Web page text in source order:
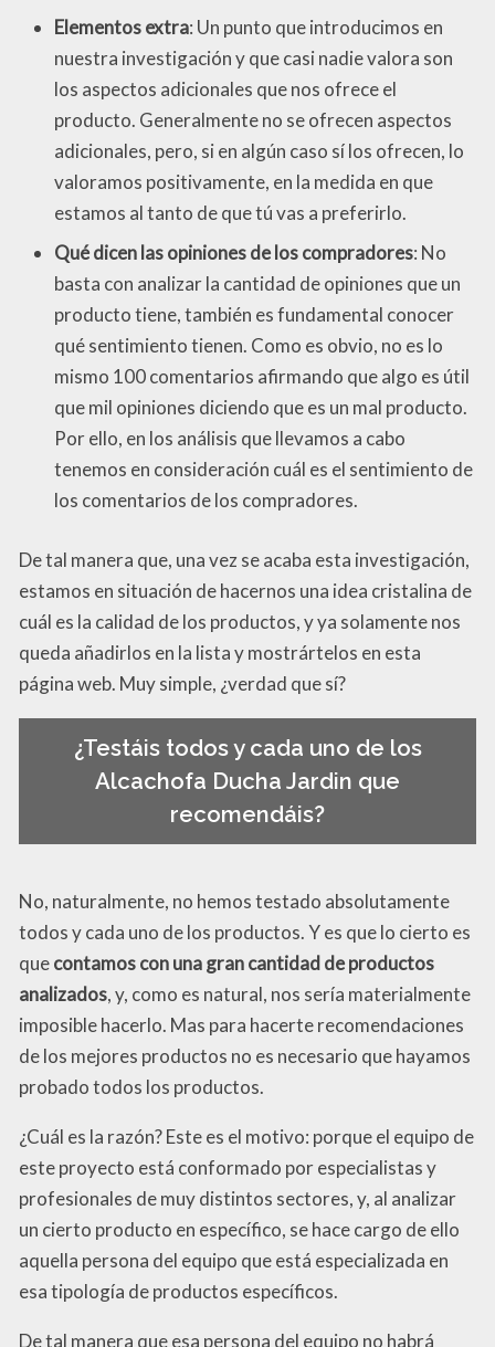
Elementos extra: Un punto que introducimos en
nuestra investigación y que casi nadie valora son
los aspectos adicionales que nos ofrece el
producto. Generalmente no se ofrecen aspectos
adicionales, pero, si en algún caso sí los ofrecen, lo
valoramos positivamente, en la medida en que
estamos al tanto de que tú vas a preferirlo.
Qué dicen las opiniones de los compradores: No
basta con analizar la cantidad de opiniones que un
producto tiene, también es fundamental conocer
qué sentimiento tienen. Como es obvio, no es lo
mismo 100 comentarios afirmando que algo es útil
que mil opiniones diciendo que es un mal producto.
Por ello, en los análisis que llevamos a cabo
tenemos en consideración cuál es el sentimiento de
los comentarios de los compradores.
De tal manera que, una vez se acaba esta investigación,
estamos en situación de hacernos una idea cristalina de
cuál es la calidad de los productos, y ya solamente nos
queda añadirlos en la lista y mostrártelos en esta
página web. Muy simple, ¿verdad que sí?
¿Testáis todos y cada uno de los
Alcachofa Ducha Jardin que
recomendáis?
No, naturalmente, no hemos testado absolutamente
todos y cada uno de los productos. Y es que lo cierto es
quecontamos con una gran cantidad de productos
analizados, y, como es natural, nos sería materialmente
imposible hacerlo. Mas para hacerte recomendaciones
de los mejores productos no es necesario que hayamos
probado todos los productos.
¿Cuál es la razón? Este es el motivo: porque el equipo de
este proyecto está conformado por especialistas y
profesionales de muy distintos sectores, y, al analizar
un cierto producto en específico, se hace cargo de ello
aquella persona del equipo que está especializada en
esa tipología de productos específicos.
De tal manera que esa persona del equipo no habrá